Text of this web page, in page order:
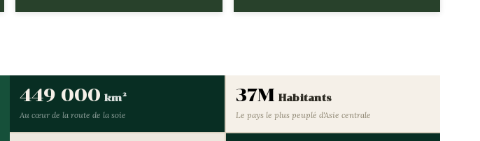
449 000 km²
Au cœur de la route de la soie
37M Habitants
Le pays le plus peuplé d'Asie centrale